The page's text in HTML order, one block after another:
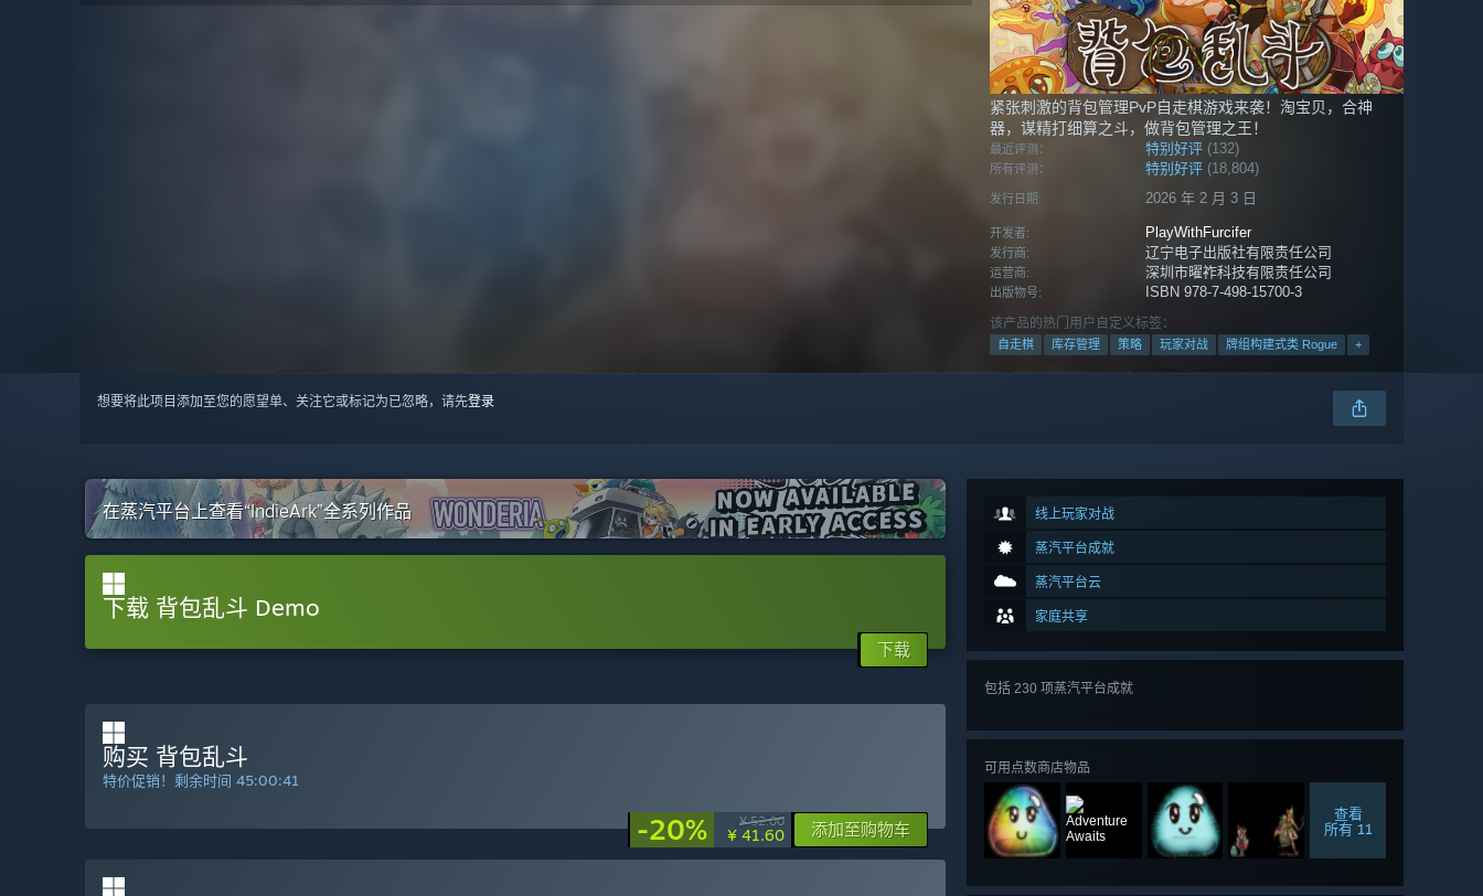
紧张刺激的背包管理PvP自走棋游戏来袭！淘宝贝，合神
器，谋精打细算之斗，做背包管理之王！
最近评测： 特别好评 (132)
所有评测： 特别好评 (18,804)
发行日期: 2026 年 2 月 3 日
开发者: PlayWithFurcifer
发行商: 辽宁电子出版社有限责任公司
运营商: 深圳市曜祚科技有限责任公司
出版物号: ISBN 978-7-498-15700-3
该产品的热门用户自定义标签：
自走棋 库存管理 策略 玩家对战 牌组构建式类 Rogue +
想要将此项目添加至您的愿望单、关注它或标记为已忽略，请先登录
线上玩家对战
蒸汽平台成就
蒸汽平台云
家庭共享
包括 230 项蒸汽平台成就
可用点数商店物品
查看
所有 11
在蒸汽平台上查看“IndieArk”全系列作品
下载 背包乱斗 Demo
下载
购买 背包乱斗
特价促销！剩余时间 45:00:39
-20% ¥ 52.00
¥ 41.60 添加至购物车